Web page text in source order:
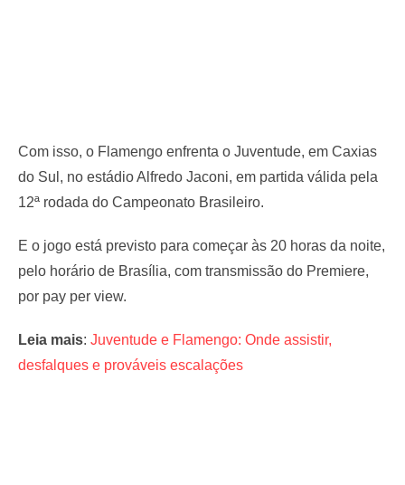
Com isso, o Flamengo enfrenta o Juventude, em Caxias
do Sul, no estádio Alfredo Jaconi, em partida válida pela
12ª rodada do Campeonato Brasileiro.
E o jogo está previsto para começar às 20 horas da noite,
pelo horário de Brasília, com transmissão do Premiere,
por pay per view.
Leia mais: Juventude e Flamengo: Onde assistir,
desfalques e prováveis escalações